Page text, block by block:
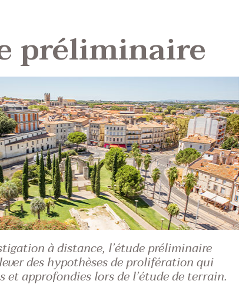
préliminaire
à distance, l’étude préliminaire
des hypothèses de prolifération qui
et approfondies lors de l’étude de terrain.